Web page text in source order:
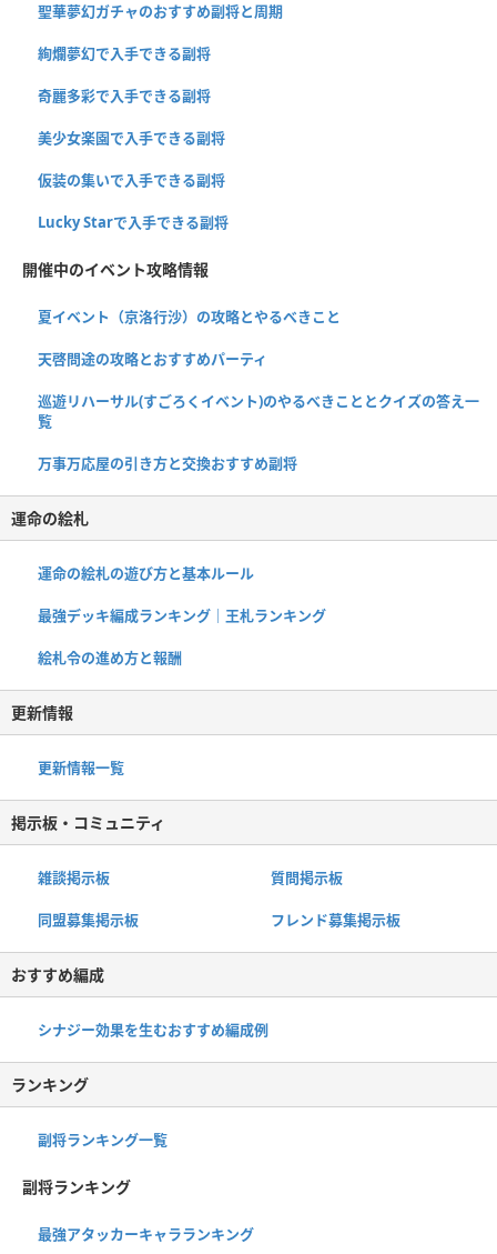
聖華夢幻ガチャのおすすめ副将と周期
絢爛夢幻で入手できる副将
奇麗多彩で入手できる副将
美少女楽園で入手できる副将
仮装の集いで入手できる副将
Lucky Starで入手できる副将
開催中のイベント攻略情報
夏イベント（京洛行沙）の攻略とやるべきこと
天啓問途の攻略とおすすめパーティ
巡遊リハーサル(すごろくイベント)のやるべきこととクイズの答え一
覧
万事万応屋の引き方と交換おすすめ副将
運命の絵札
運命の絵札の遊び方と基本ルール
最強デッキ編成ランキング｜王札ランキング
絵札令の進め方と報酬
更新情報
更新情報一覧
掲示板・コミュニティ
雑談掲示板 質問掲示板
同盟募集掲示板 フレンド募集掲示板
おすすめ編成
シナジー効果を生むおすすめ編成例
ランキング
副将ランキング一覧
副将ランキング
最強アタッカーキャラランキング